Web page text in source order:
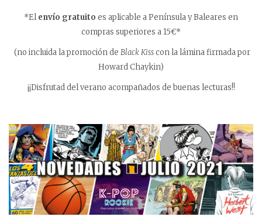
*Elenvío gratuito es aplicable a Península y Baleares en
compras superiores a 15€*
(no incluida la promoción de Black Kisscon la lámina firmada por
Howard Chaykin)
¡¡Disfrutad del verano acompañados de buenas lecturas!!